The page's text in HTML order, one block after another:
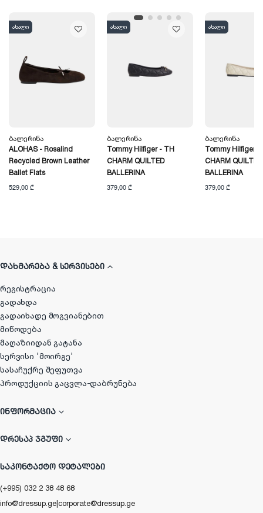
ახალი
Ბალერინა
ALOHAS - Rosalind
Recycled Brown Leather
Ballet Flats
529,00 ₾
ახალი
Ბალერინა
Tommy Hilfiger - TH
CHARM QUILTED
BALLERINA
379,00 ₾
ახალი
Ბალერინა
Tommy Hilfiger -
CHARM QUILTED
BALLERINA
379,00 ₾
ᲓᲐᲮᲛᲐᲠᲔᲑᲐ & ᲡᲔᲠᲕᲘᲡᲔᲑᲘ
რეგისტრაცია
გადახდა
გადაიხადე მოგვიანებით
მიწოდება
მაღაზიიდან გატანა
სერვისი 'მოირგე'
სასაჩუქრე შეფუთვა
პროდუქციის გაცვლა-დაბრუნება
ᲘᲜᲤᲝᲠᲛᲐᲪᲘᲐ
ᲓᲠᲔᲡᲐᲞ ᲯᲒᲣᲤᲘ
ᲡᲐᲙᲝᲜᲢᲐᲥᲢᲝ ᲓᲔᲢᲐᲚᲔᲑᲘ
(+995) 032 2 38 48 68
info@dressup.ge|corporate@dressup.ge